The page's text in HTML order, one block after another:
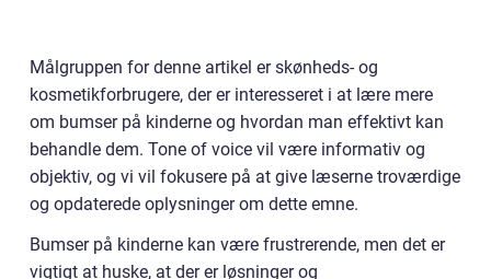
Målgruppen for denne artikel er skønheds- og
kosmetikforbrugere, der er interesseret i at lære mere
om bumser på kinderne og hvordan man effektivt kan
behandle dem. Tone of voice vil være informativ og
objektiv, og vi vil fokusere på at give læserne troværdige
og opdaterede oplysninger om dette emne.
Bumser på kinderne kan være frustrerende, men det er
vigtigt at huske, at der er løsninger og